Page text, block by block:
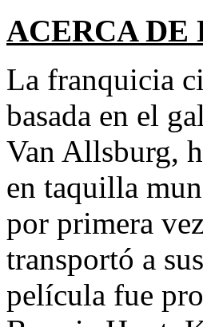
ACERCA
La franquicia
basada en el
Van Allsburg,
en taquilla
por primera
transportó a
película fue